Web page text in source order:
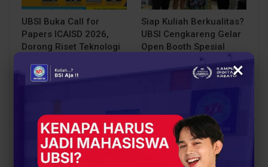
UBSI Buka Call for
Papers ICAISD 2026,
Dorong Riset Teknologi
Siap Kuliah Berkualitas?
UBSI Cengkareng Gelar
Open Booth Spesial
dengan Beasiswa…
BERITA
Dari Catatan Manual Dari Sampah Jadi
×